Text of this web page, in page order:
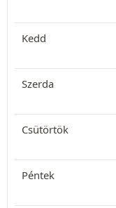
Kedd
Szerda
Csütörtök
Péntek